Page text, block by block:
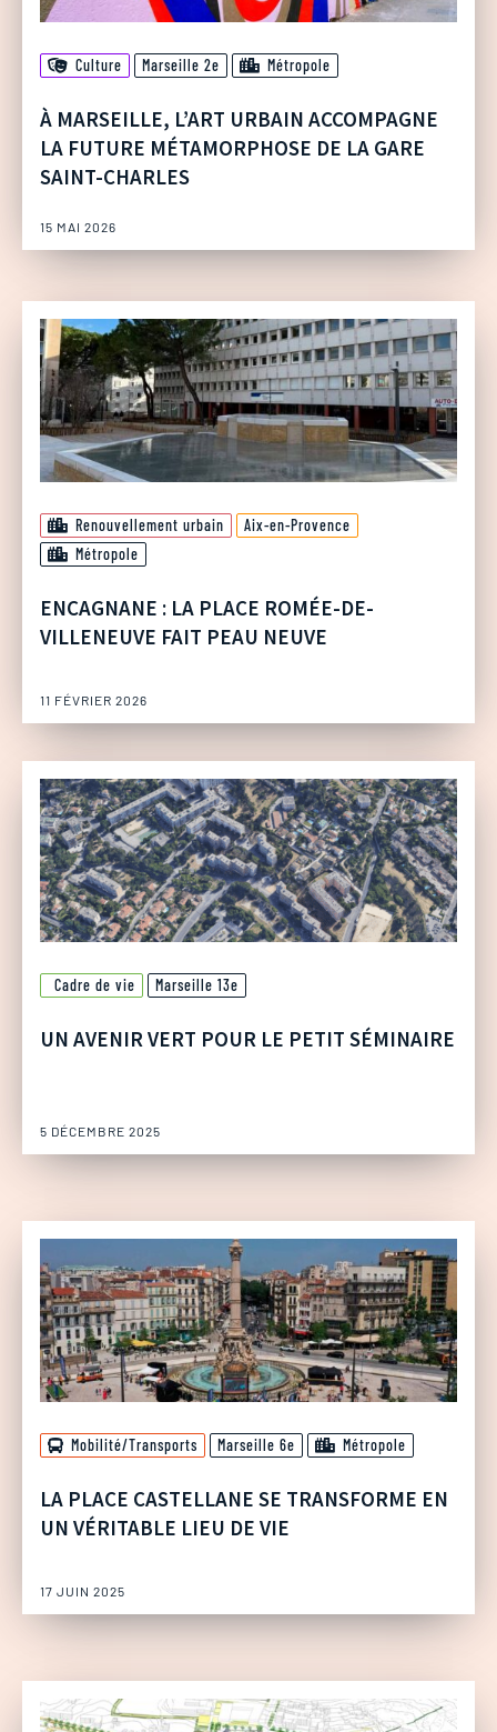
Culture Marseille 2e Métropole
À MARSEILLE, L’ART URBAIN ACCOMPAGNE
LA FUTURE MÉTAMORPHOSE DE LA GARE
SAINT-CHARLES
15 MAI 2026
Renouvellement urbain
Aix-en-Provence
Métropole
ENCAGNANE : LA PLACE ROMÉE-DE-
VILLENEUVE FAIT PEAU NEUVE
11 FÉVRIER 2026
Cadre de vie Marseille 13e
UN AVENIR VERT POUR LE PETIT SÉMINAIRE
5 DÉCEMBRE 2025
Mobilité/Transports Marseille 6e Métropole
LA PLACE CASTELLANE SE TRANSFORME EN
UN VÉRITABLE LIEU DE VIE
17 JUIN 2025